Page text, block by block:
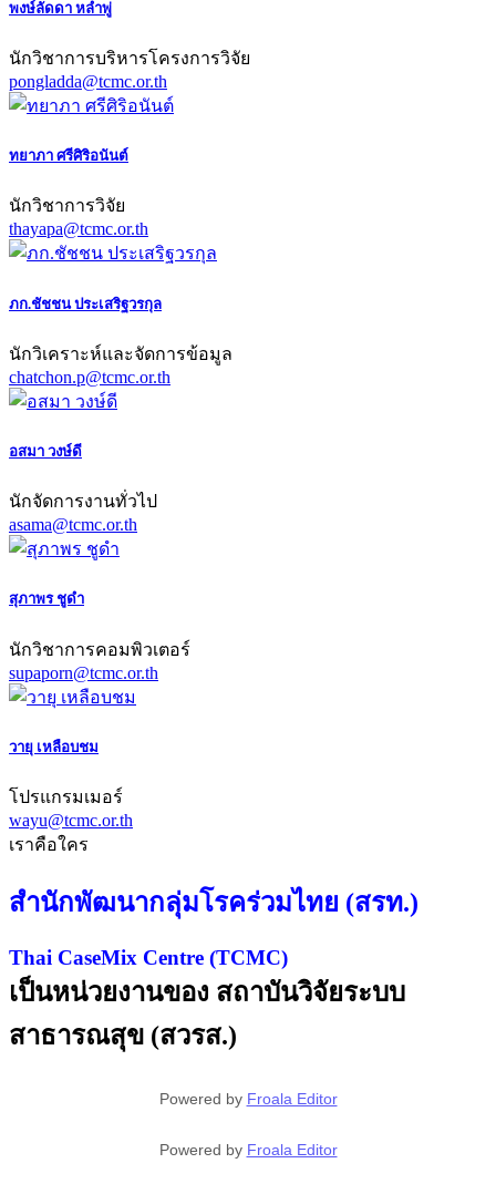
พงษ์ลัดดา หล่ำพู่
นักวิชาการบริหารโครงการวิจัย
pongladda@tcmc.or.th
ทยาภา ศรีศิริอนันต์
นักวิชาการวิจัย
thayapa@tcmc.or.th
ภก.ชัชชน ประเสริฐวรกุล
นักวิเคราะห์และจัดการข้อมูล
chatchon.p@tcmc.or.th
อสมา วงษ์ดี
นักจัดการงานทั่วไป
asama@tcmc.or.th
สุภาพร ชูดำ
นักวิชาการคอมพิวเตอร์
supaporn@tcmc.or.th
วายุ เหลือบชม
โปรแกรมเมอร์
wayu@tcmc.or.th
เราคือใคร
สำนักพัฒนากลุ่มโรคร่วมไทย (สรท.)
Thai CaseMix Centre (TCMC)
เป็นหน่วยงานของ สถาบันวิจัยระบบ
สาธารณสุข (สวรส.)
Powered by Froala Editor
Powered by Froala Editor